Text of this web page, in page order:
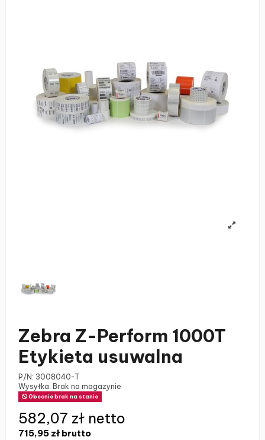
Zebra Z-Perform 1000T
Etykieta usuwalna
P/N: 3008040-T
Wysyłka: Brak na magazynie
Obecnie brak na stanie
715,95 zł brutto
582,07 zł netto